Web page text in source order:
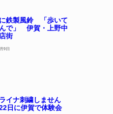
鉄製風鈴 「歩いて
で」 伊賀・上野中
街
9日
イナ刺繍しません
日に伊賀で体験会